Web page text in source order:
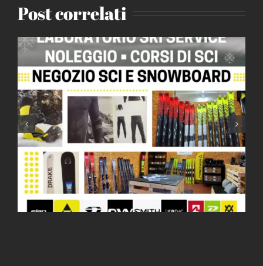
Post correlati
Corsi di Sci 2024 / 2025 – DR
Ski